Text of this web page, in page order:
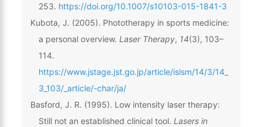
253. https://doi.org/10.1007/s10103-015-1841-3
Kubota, J. (2005). Phototherapy in sports medicine:
a personal overview. Laser Therapy, 14(3), 103–
114.
https://www.jstage.jst.go.jp/article/islsm/14/3/14_
3_103/_article/-char/ja/
Basford, J. R. (1995). Low intensity laser therapy:
Still not an established clinical tool. Lasers in